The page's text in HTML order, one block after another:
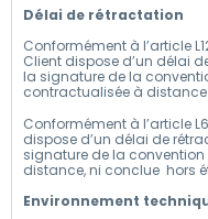
Délai de rétractation
Conformément à l’article
Client dispose d’un délai
la signature de la
contractualisée à
Conformément à l’article
dispose d’un délai de
signature de la convention
distance, ni conclue hors
Environnement